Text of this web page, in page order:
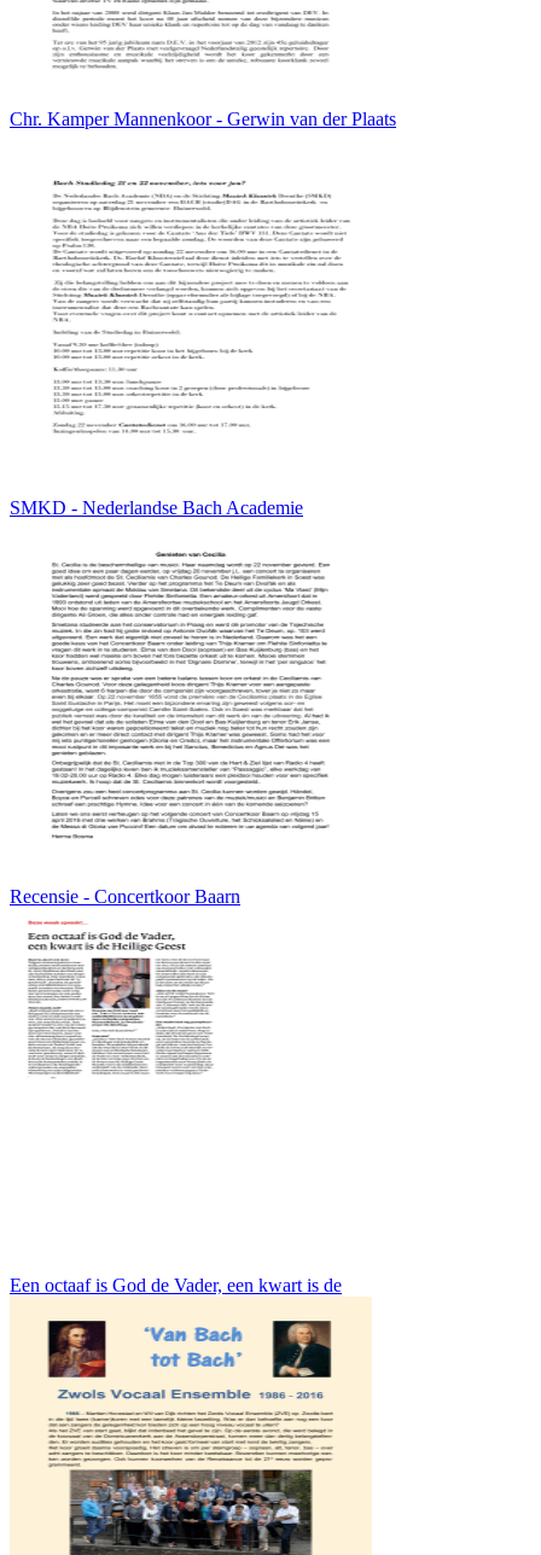
Chr. Kamper Mannenkoor - Gerwin van der Plaats
SMKD - Nederlandse Bach Academie
Recensie - Concertkoor Baarn
Een octaaf is God de Vader, een kwart is de